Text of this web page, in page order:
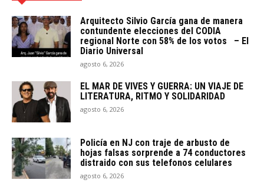
Arquitecto SiIvio García gana de manera
contundente elecciones del CODIA
regional Norte con 58% de los votos – El
Diario Universal
agosto 6, 2026
EL MAR DE VIVES Y GUERRA: UN VIAJE DE
LITERATURA, RITMO Y SOLIDARIDAD
agosto 6, 2026
Policía en NJ con traje de arbusto de
hojas falsas sorprende a 74 conductores
distraido con sus telefonos celulares
agosto 6, 2026